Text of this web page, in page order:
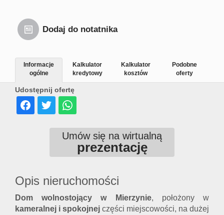
Dodaj do notatnika
Udostępnij ofertę
Informacje
ogólne
Kalkulator
kredytowy
Kalkulator
kosztów
Podobne
oferty
Umów się na wirtualną
prezentację
Opis nieruchomości
Dom wolnostojący w Mierzynie, położony w
kameralnej i spokojnej części miejscowości, na dużej